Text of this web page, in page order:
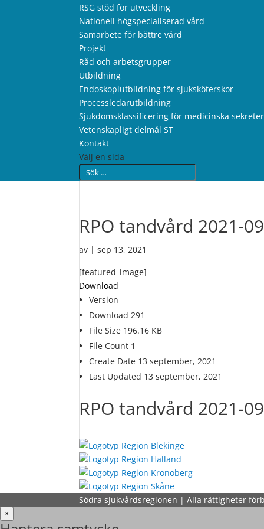
RSG stöd för utveckling
Nationell högspecialiserad vård
Samarbete för bättre vård
Projekt
Råd och arbetsgrupper
Utbildning
Endoskopiutbildning för sjuksköterskor
Processledarutbildning
Sjukdomsklassificering för medicinska
Vetenskapligt delmål ST
Kontakt
Välj en sida
RPO tandvård 2021-
av |sep 13, 2021
[featured_image]
Download
Version
Download291
File Size 196.16 KB
File Count 1
Create Date 13 september, 2021
Last Updated 13 september, 2021
RPO tandvård 2021-
Södra sjukvårdsregionen | Alla rättigheter
×